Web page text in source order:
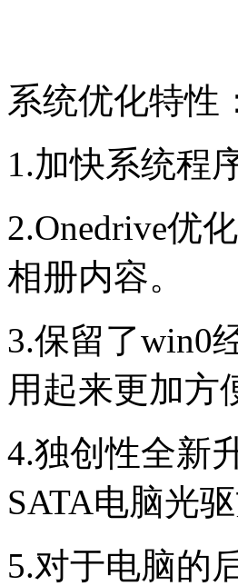
系统优化特性
1.加快系统程
2.Onedrive优
相册内容。
3.保留了win0
用起来更加方
4.独创性全新
SATA电脑光
5.对于电脑的